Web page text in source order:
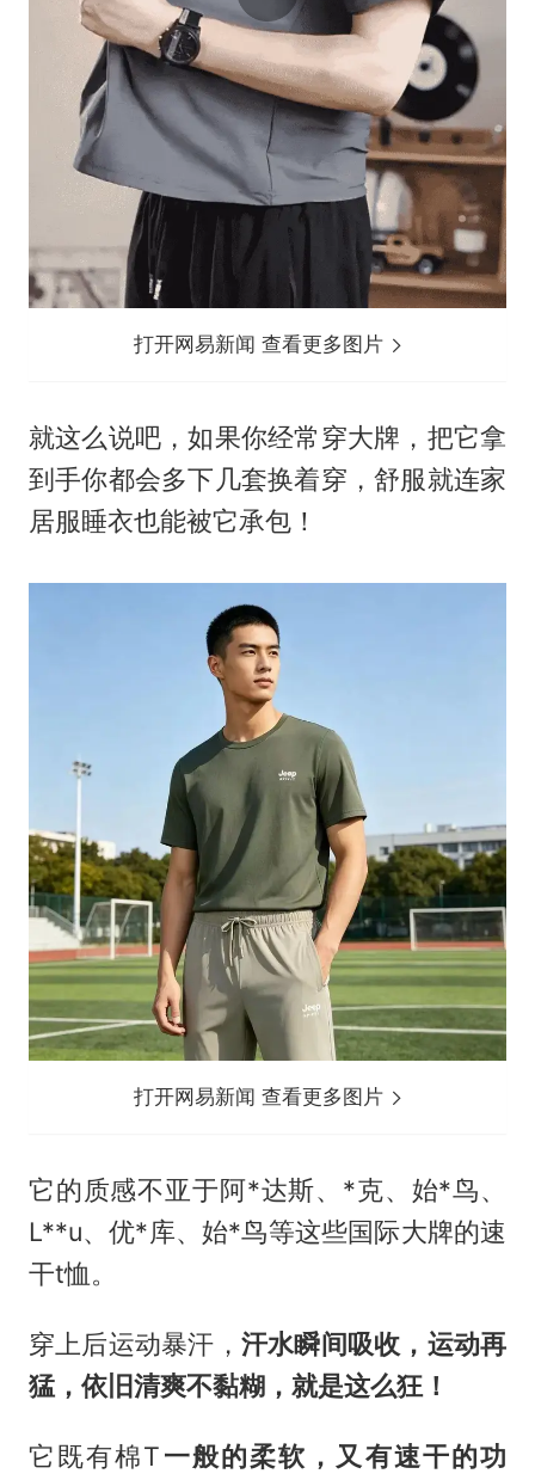
打开网易新闻 查看更多图片
就这么说吧，如果你经常穿大牌，把它拿
到手你都会多下几套换着穿，舒服就连家
居服睡衣也能被它承包！
打开网易新闻 查看更多图片
它的质感不亚于阿*达斯、*克、始*鸟、
L**u、优*库、始*鸟等这些国际大牌的速
干t恤。
穿上后运动暴汗， 汗水瞬间吸收，运动再
猛，依旧清爽不黏糊，就是这么狂！
它既有棉T一般的柔软，又有速干的功